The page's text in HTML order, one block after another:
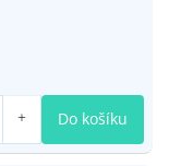
Do košíku